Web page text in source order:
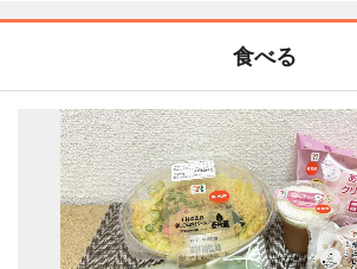
食べる